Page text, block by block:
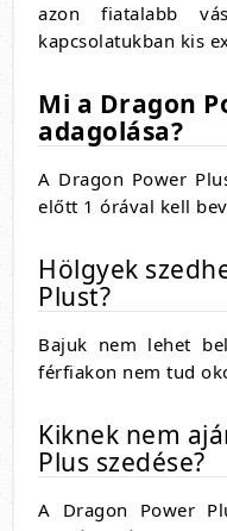
azon fiatalabb
kapcsolatukban kis
Mi a Dragon
adagolása?
A Dragon Power
előtt 1 órával kell
Hölgyek
Plust?
Bajuk nem lehet
férfiakon nem tud
Kiknek nem
Plus szedése?
A Dragon Power